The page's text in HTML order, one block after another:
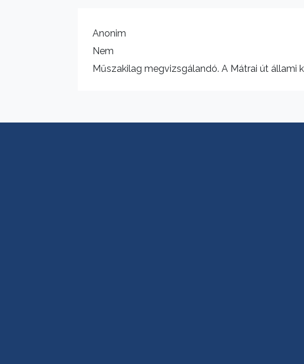
Anonim
Nem
Műszakilag megvizsgálandó. A Mátrai út állami